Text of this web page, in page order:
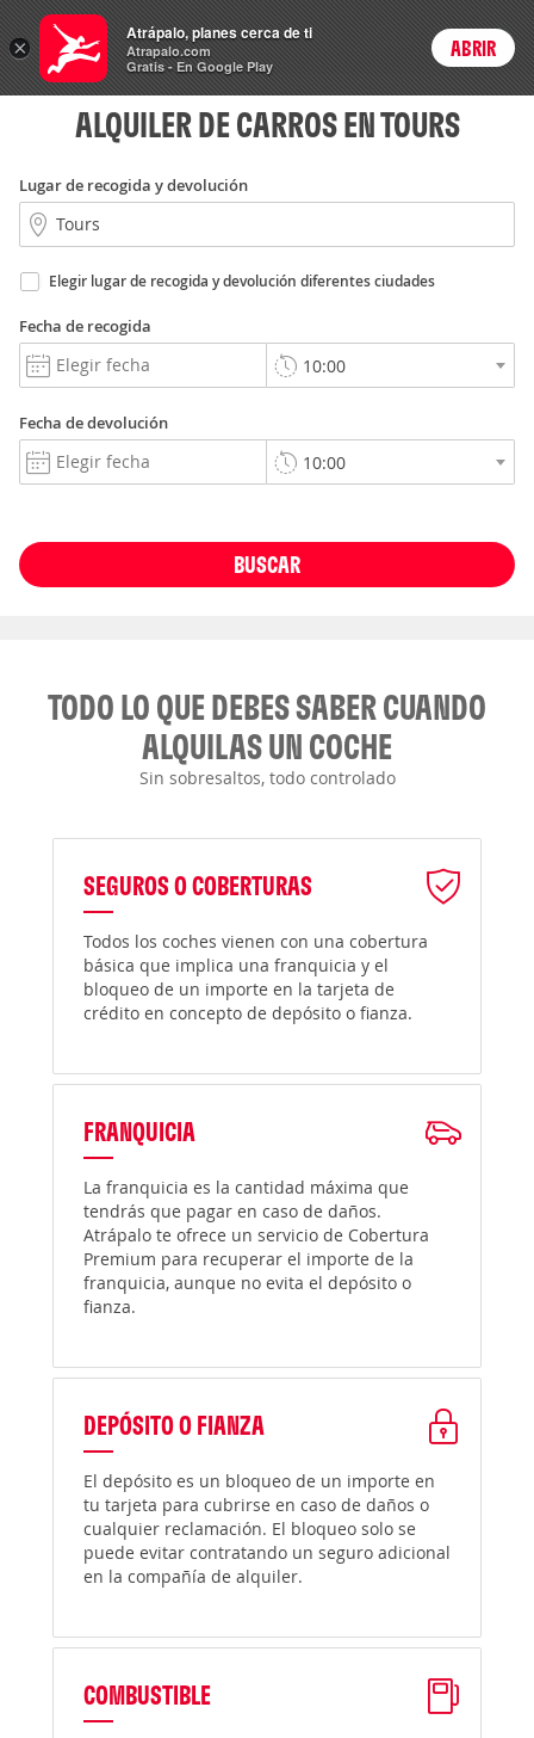
Rent
a Car Login
ALQUILER DE CARROS EN TOURS
Lugar de recogida y devolución
Elegir lugar de recogida y devolución diferentes ciudades
Fecha de recogida
Fecha de devolución
BUSCAR
TODO LO QUE DEBES SABER CUANDO
ALQUILAS UN COCHE
Sin sobresaltos, todo controlado
SEGUROS O COBERTURAS
Todos los coches vienen con una cobertura
básica que implica una franquicia y el
bloqueo de un importe en la tarjeta de
crédito en concepto de depósito o fianza.
FRANQUICIA
La franquicia es la cantidad máxima que
tendrás que pagar en caso de daños.
Atrápalo te ofrece un servicio de Cobertura
Premium para recuperar el importe de la
franquicia, aunque no evita el depósito o
fianza.
DEPÓSITO O FIANZA
El depósito es un bloqueo de un importe en
tu tarjeta para cubrirse en caso de daños o
cualquier reclamación. El bloqueo solo se
puede evitar contratando un seguro adicional
en la compañía de alquiler.
COMBUSTIBLE
×
Atrápalo, planes cerca de ti
Atrapalo.com
Gratis - En Google Play
ABRIR